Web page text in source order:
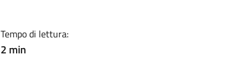
Tempo di lettura:
2 min